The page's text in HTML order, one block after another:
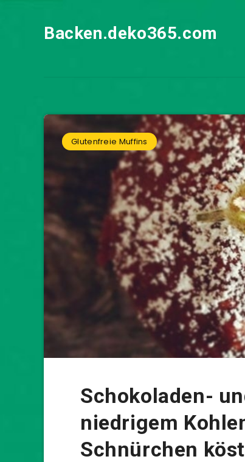
Backen.deko365.com
Glutenfreie Muffins
Schokoladen-
niedrigem
Schnürchen